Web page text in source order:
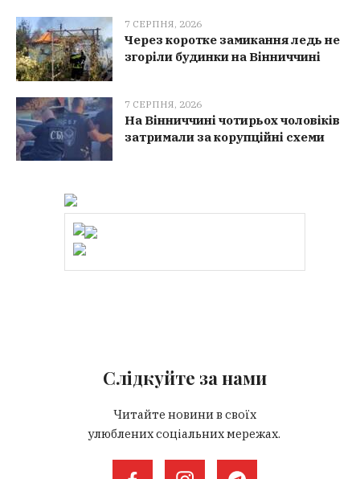
7 СЕРПНЯ, 2026
Через коротке замикання ледь не
згоріли будинки на Вінниччині
7 СЕРПНЯ, 2026
На Вінниччині чотирьох чоловіків
затримали за корупційні схеми
Слідкуйте за нами
Читайте новини в своїх
улюблених соціальних мережах.